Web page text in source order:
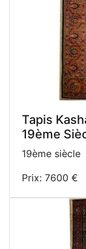
Tapis
19ème
19ème siècle
Prix: 7600 €